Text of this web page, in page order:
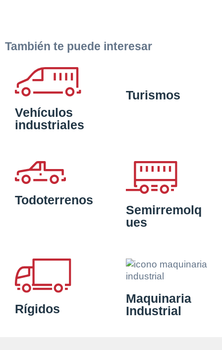
También te puede interesar
Vehículos
industriales
Turismos
Todoterrenos
Semirremolq
ues
Rígidos
Maquinaria
Industrial